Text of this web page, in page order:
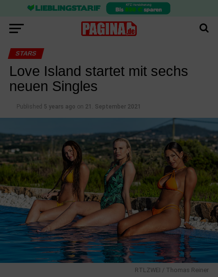
STARS
Love Island startet mit sechs
neuen Singles
Published 5 years ago on 21. September 2021
RTLZWEI / Thomas Reiner